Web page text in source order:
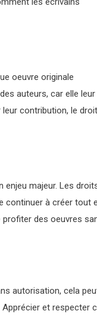
oeuvre originale
auteurs, car elle leur
leur contribution, le droit
enjeu majeur. Les
continuer à créer tout
profiter des oeuvres
autorisation, cela
et respecter